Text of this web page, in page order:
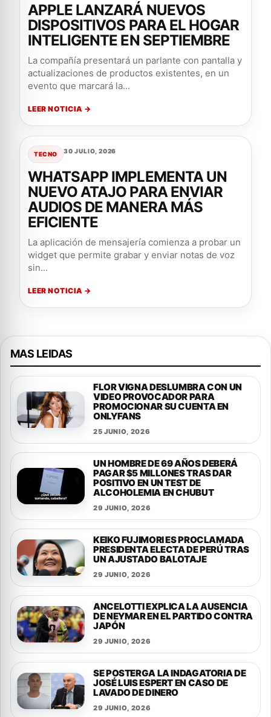
APPLE LANZARÁ NUEVOS
DISPOSITIVOS PARA EL HOGAR
INTELIGENTE EN SEPTIEMBRE
La compañía presentará un parlante con pantalla y
actualizaciones de productos existentes, en un
evento que marcará la...
LEER NOTICIA →
TECNO 30 JULIO, 2026
WHATSAPP IMPLEMENTA UN
NUEVO ATAJO PARA ENVIAR
AUDIOS DE MANERA MÁS
EFICIENTE
La aplicación de mensajería comienza a probar un
widget que permite grabar y enviar notas de voz
sin...
LEER NOTICIA →
MAS LEIDAS
FLOR VIGNA DESLUMBRA CON UN
VIDEO PROVOCADOR PARA
PROMOCIONAR SU CUENTA EN
ONLYFANS
25 JUNIO, 2026
UN HOMBRE DE 69 AÑOS DEBERÁ
PAGAR $5 MILLONES TRAS DAR
POSITIVO EN UN TEST DE
ALCOHOLEMIA EN CHUBUT
29 JUNIO, 2026
KEIKO FUJIMORI ES PROCLAMADA
PRESIDENTA ELECTA DE PERÚ TRAS
UN AJUSTADO BALOTAJE
29 JUNIO, 2026
ANCELOTTI EXPLICA LA AUSENCIA
DE NEYMAR EN EL PARTIDO CONTRA
JAPÓN
29 JUNIO, 2026
SE POSTERGA LA INDAGATORIA DE
JOSÉ LUIS ESPERT EN CASO DE
LAVADO DE DINERO
29 JUNIO, 2026